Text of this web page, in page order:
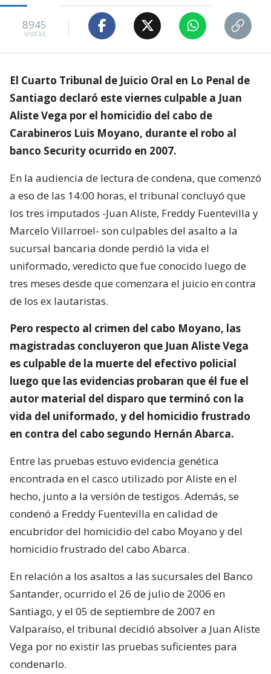
8945
visitas
El Cuarto Tribunal de Juicio Oral en Lo Penal de
Santiago declaró este viernes culpable a Juan
Aliste Vega por el homicidio del cabo de
Carabineros Luis Moyano, durante el robo al
banco Security ocurrido en 2007.
En la audiencia de lectura de condena, que comenzó
a eso de las 14:00 horas, el tribunal concluyó que
los tres imputados -Juan Aliste, Freddy Fuentevilla y
Marcelo Villarroel- son culpables del asalto a la
sucursal bancaria donde perdió la vida el
uniformado, veredicto que fue conocido luego de
tres meses desde que comenzara el juicio en contra
de los ex lautaristas.
Pero respecto al crimen del cabo Moyano, las
magistradas concluyeron que Juan Aliste Vega
es culpable de la muerte del efectivo policial
luego que las evidencias probaran que él fue el
autor material del disparo que terminó con la
vida del uniformado, y del homicidio frustrado
en contra del cabo segundo Hernán Abarca.
Entre las pruebas estuvo evidencia genética
encontrada en el casco utilizado por Aliste en el
hecho, junto a la versión de testigos. Además, se
condenó a Freddy Fuentevilla en calidad de
encubridor del homicidio del cabo Moyano y del
homicidio frustrado del cabo Abarca.
En relación a los asaltos a las sucursales del Banco
Santander, ocurrido el 26 de julio de 2006 en
Santiago, y el 05 de septiembre de 2007 en
Valparaíso, el tribunal decidió absolver a Juan Aliste
Vega por no existir las pruebas suficientes para
condenarlo.